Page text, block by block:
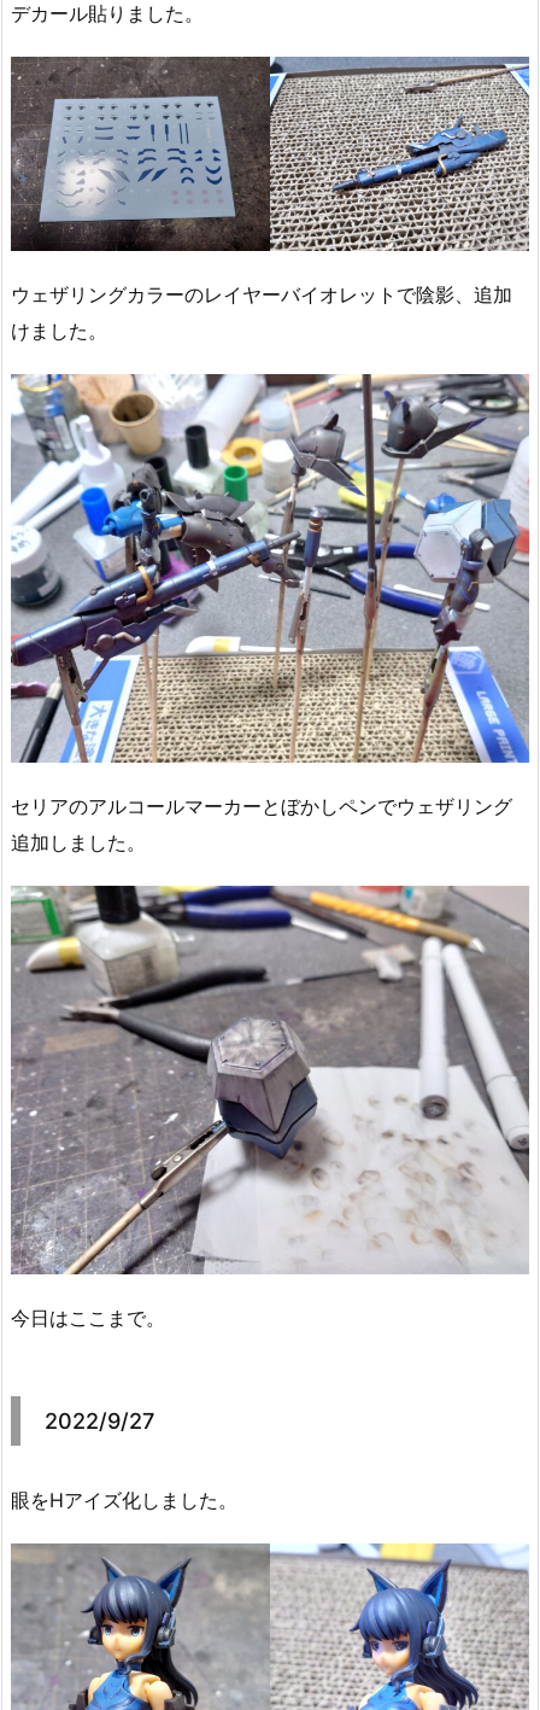
デカール貼りました。
ウェザリングカラーのレイヤーバイオレットで陰影、追加
けました。
セリアのアルコールマーカーとぼかしペンでウェザリング
追加しました。
今日はここまで。
2022/9/27
眼をHアイズ化しました。